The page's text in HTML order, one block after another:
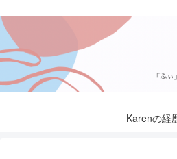
Karenの経